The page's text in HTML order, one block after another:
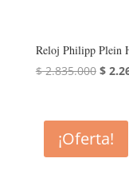
Reloj Philipp Plein
$2.835.000 El
era:
$
$
¡Oferta!